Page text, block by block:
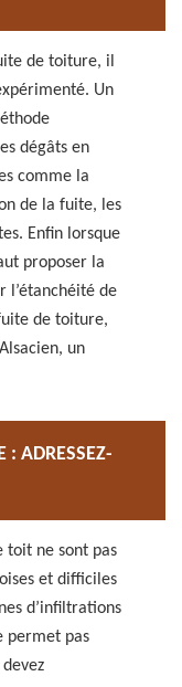
de toiture, il
Un
dégâts en
comme la
de la fuite, les
Enfin lorsque
proposer la
l’étanchéité de
de toiture,
un
: ADRESSEZ-
toit ne sont pas
et difficiles
d’infiltrations
permet pas